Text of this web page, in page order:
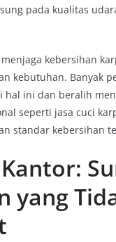
pada kualitas
kebersihan
kebutuhan. Banyak
hal ini dan beralih
seperti jasa cuci
standar kebersihan
yang